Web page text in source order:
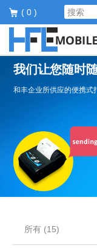
( 0 )
我们让您随时
和丰企业所供应的便携式
所有 (15)